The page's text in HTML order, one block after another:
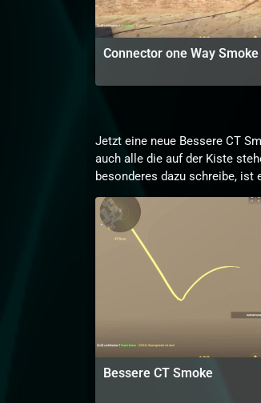
Connector one Way Smoke
Jetzt eine neue Bessere CT
auch alle die auf der Kiste
besonderes dazu schreibe,
Bessere CT Smoke